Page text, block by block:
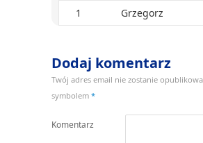
1
Grzegorz
Dodaj komentarz
Twój adres email nie zostanie
symbolem *
Komentarz